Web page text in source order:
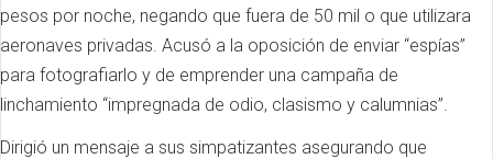
pesos por noche, negando que fuera de 50 mil o que utilizara
aeronaves privadas. Acusó a la oposición de enviar “espías”
para fotografiarlo y de emprender una campaña de
linchamiento “impregnada de odio, clasismo y calumnias”.
Dirigió un mensaje a sus simpatizantes asegurando que